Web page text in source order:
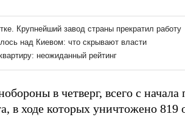
в четверг, всего с начала
в ходе которых уничтожено 819